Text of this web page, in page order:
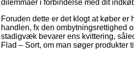
dilemmaer i forbindelse med dit
Foruden dette er det klogt at køber
handlen, fx den ombytningsrettighed
stadigvæk bevarer ens kvittering,
Flad – Sort, om man søger produkter